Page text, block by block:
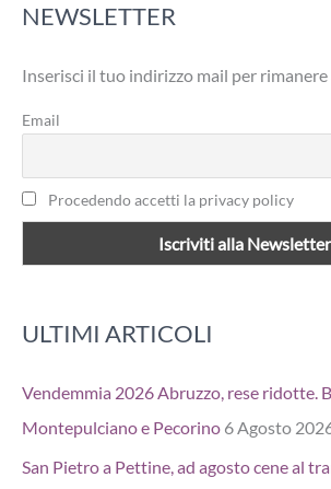
c
:
NEWSLETTER
Inserisci il tuo indirizzo mail per
Email
Procedendo accetti la privacy policy
ULTIMI ARTICOLI
Vendemmia 2026 Abruzzo, rese ridotte.
Montepulciano e Pecorino 6 Agosto
San Pietro a Pettine, ad agosto cene al